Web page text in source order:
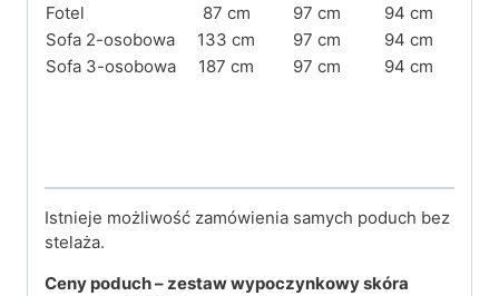
Fotel
87 cm 97 cm
94 cm
Sofa 2-osobowa
133 cm 97 cm
94 cm
Sofa 3-osobowa
187 cm 97 cm 94 cm
Istnieje możliwość zamówienia samych poduch bez
stelaża.
Ceny poduch– zestaw wypoczynkowy skóra